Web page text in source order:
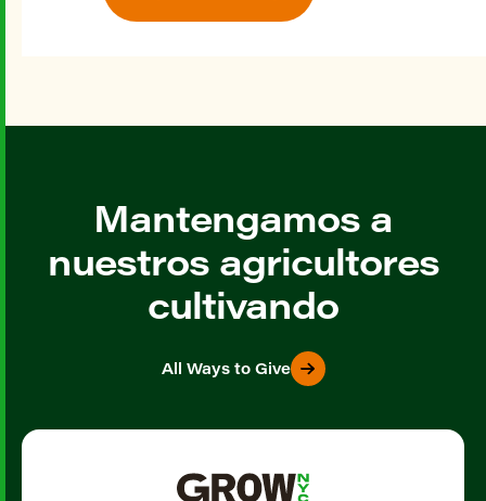
Mantengamos a
nuestros agricultores
cultivando
All Ways to Give